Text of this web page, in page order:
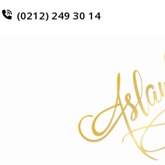
(0212) 249 30 14